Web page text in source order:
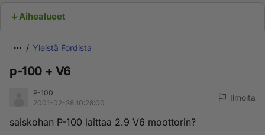
Aihealueet
Yleistä Fordista
p-100 + V6
P-100
2001-02-28 10:28:00
Ilmoita
saiskohan P-100 laittaa 2.9 V6 moottorin?